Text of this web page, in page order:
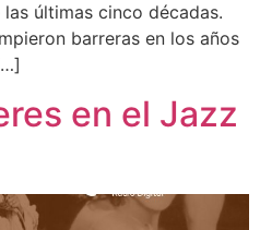
últimas cinco décadas.
barreras en los años
en el Jazz